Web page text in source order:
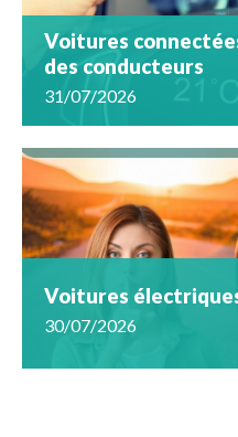
Voitures
des conducteurs
31/07/2026
Voitures
30/07/2026